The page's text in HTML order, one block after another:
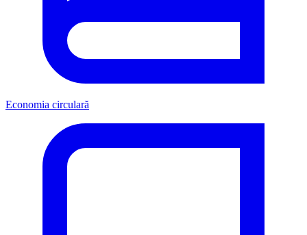
Economia circulară